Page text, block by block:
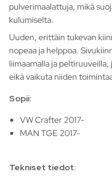
pulverimaalattuja, mikä
kulumiselta.
Uuden, erittäin tukevan
nopeaa ja helppoa.
liimaamalla ja
eikä vaikuta niiden
Sopii:
VW Crafter 2017-
MAN TGE 2017-
Tekniset tiedot: